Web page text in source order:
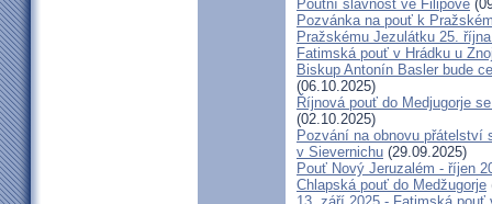
Poutní slavnost ve Filipově
Pozvánka na pouť k
Pražskému Jezulátku 25.
Fatimská pouť v Hrádku u
Biskup Antonín Basler bude
(06.10.2025)
Říjnová pouť do Medjugorje
(02.10.2025)
Pozvání na obnovu přátelství
v Sievernichu (29.09.2025)
Pouť Nový Jeruzalém - říjen
Chlapská pouť do Medžugorje